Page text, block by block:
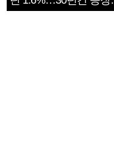
1182개팀 전수조사